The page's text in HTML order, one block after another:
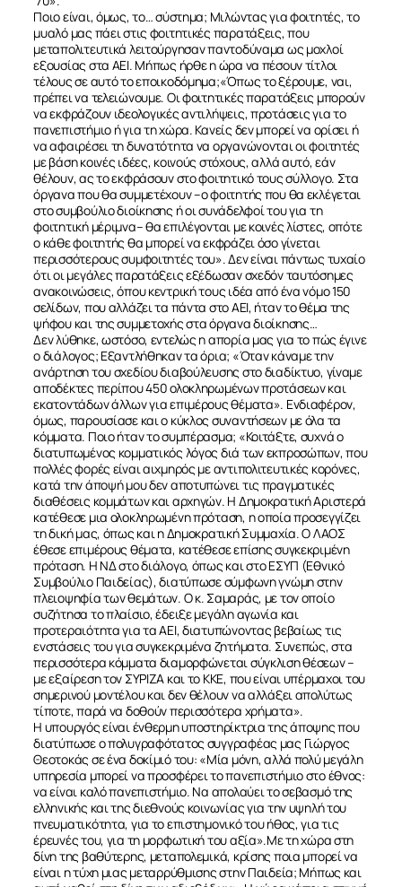
ΣΧΕΤΙΚΑ
ΝΕΑ
ΕΠΙΚΟΙΝΩΝΙΑ
Ποιο είναι, όμως, το… σύστημα; Μιλώντας για φοιτητές, το
μυαλό μας πάει στις φοιτητικές παρατάξεις, που
μεταπολιτευτικά λειτούργησαν παντοδύναμα ως μοχλοί
εξουσίας στα ΑΕΙ. Μήπως ήρθε η ώρα να πέσουν τίτλοι
τέλους σε αυτό το εποικοδόμημα;«Όπως το ξέρουμε, ναι,
πρέπει να τελειώνουμε. Οι φοιτητικές παρατάξεις μπορούν
να εκφράζουν ιδεολογικές αντιλήψεις, προτάσεις για το
πανεπιστήμιο ή για τη χώρα. Κανείς δεν μπορεί να ορίσει ή
να αφαιρέσει τη δυνατότητα να οργανώνονται οι φοιτητές
με βάση κοινές ιδέες, κοινούς στόχους, αλλά αυτό, εάν
θέλουν, ας το εκφράσουν στο φοιτητικό τους σύλλογο. Στα
όργανα που θα συμμετέχουν –ο φοιτητής που θα εκλέγεται
στο συμβούλιο διοίκησης ή οι συνάδελφοί του για τη
φοιτητική μέριμνα– θα επιλέγονται με κοινές λίστες, οπότε
ο κάθε φοιτητής θα μπορεί να εκφράζει όσο γίνεται
περισσότερους συμφοιτητές του». Δεν είναι πάντως τυχαίο
ότι οι μεγάλες παρατάξεις εξέδωσαν σχεδόν ταυτόσημες
ανακοινώσεις, όπου κεντρική τους ιδέα από ένα νόμο 150
σελίδων, που αλλάζει τα πάντα στο ΑΕΙ, ήταν το θέμα της
ψήφου και της συμμετοχής στα όργανα διοίκησης…
Δεν λύθηκε, ωστόσο, εντελώς η απορία μας για το πώς έγινε
ο διάλογος; Εξαντλήθηκαν τα όρια; «Όταν κάναμε την
ανάρτηση του σχεδίου διαβούλευσης στο διαδίκτυο, γίναμε
αποδέκτες περίπου 450 ολοκληρωμένων προτάσεων και
εκατοντάδων άλλων για επιμέρους θέματα». Ενδιαφέρον,
όμως, παρουσίασε και ο κύκλος συναντήσεων με όλα τα
κόμματα. Ποιο ήταν το συμπέρασμα; «Κοιτάξτε, συχνά ο
διατυπωμένος κομματικός λόγος διά των εκπροσώπων, που
πολλές φορές είναι αιχμηρός με αντιπολιτευτικές κορόνες,
κατά την άποψή μου δεν αποτυπώνει τις πραγματικές
διαθέσεις κομμάτων και αρχηγών. Η Δημοκρατική Αριστερά
κατέθεσε μια ολοκληρωμένη πρόταση, η οποία προσεγγίζει
τη δική μας, όπως και η Δημοκρατική Συμμαχία. Ο ΛΑΟΣ
έθεσε επιμέρους θέματα, κατέθεσε επίσης συγκεκριμένη
πρόταση. Η ΝΔ στο διάλογο, όπως και στο ΕΣΥΠ (Εθνικό
Συμβούλιο Παιδείας), διατύπωσε σύμφωνη γνώμη στην
πλειοψηφία των θεμάτων. Ο κ. Σαμαράς, με τον οποίο
συζήτησα το πλαίσιο, έδειξε μεγάλη αγωνία και
προτεραιότητα για τα ΑΕΙ, διατυπώνοντας βεβαίως τις
ενστάσεις του για συγκεκριμένα ζητήματα. Συνεπώς, στα
περισσότερα κόμματα διαμορφώνεται σύγκλιση θέσεων –
με εξαίρεση τον ΣΥΡΙΖΑ και το ΚΚΕ, που είναι υπέρμαχοι του
σημερινού μοντέλου και δεν θέλουν να αλλάξει απολύτως
τίποτε, παρά να δοθούν περισσότερα χρήματα».
Η υπουργός είναι ένθερμη υποστηρίκτρια της άποψης που
διατύπωσε ο πολυγραφότατος συγγραφέας μας Γιώργος
Θεοτοκάς σε ένα δοκίμιό του: «Μία μόνη, αλλά πολύ μεγάλη
υπηρεσία μπορεί να προσφέρει το πανεπιστήμιο στο έθνος:
να είναι καλό πανεπιστήμιο. Να απολαύει το σεβασμό της
ελληνικής και της διεθνούς κοινωνίας για την υψηλή του
πνευματικότητα, για το επιστημονικό του ήθος, για τις
έρευνές του, για τη μορφωτική του αξία».Με τη χώρα στη
δίνη της βαθύτερης, μεταπολεμικά, κρίσης ποια μπορεί να
είναι η τύχη μιας μεταρρύθμισης στην Παιδεία; Μήπως και